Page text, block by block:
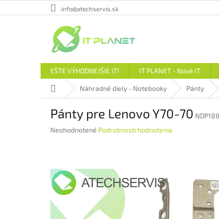
na
info@atechservis.sk
EŠTE VÝHODNEJŠIE IT! IT PLANET - Nové IT
DomovNáhradné diely - Notebooky Pánty
Pánty pre Lenovo Y70-70
Priemerné
0,0
z
5
hviezdičiek.
Neohodnotené Podrobnosti hodnotenia